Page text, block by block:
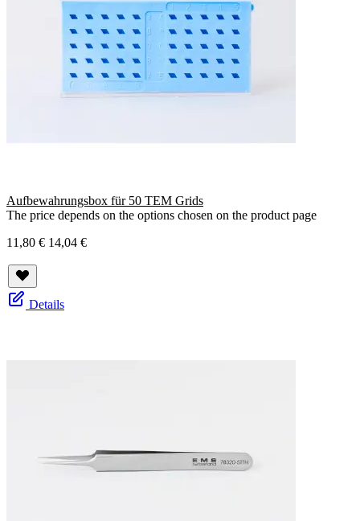
Aufbewahrungsbox für 50 TEM Grids
The price depends on the options chosen on the product page
11,80 € 14,04 €
Details